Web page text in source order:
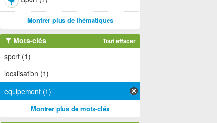
Montrer plus de thématiques
Mots-clés Tout effacer
sport (1)
localisation (1)
equipement (1)
Montrer plus de mots-clés